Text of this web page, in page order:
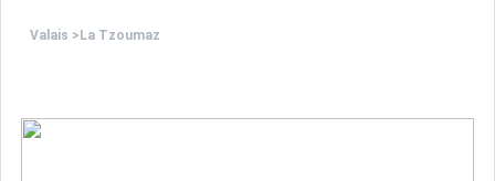
Valais > La Tzoumaz